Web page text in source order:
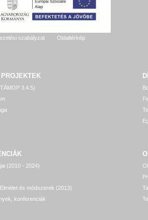
szabályzat Oldaltérkép
PROJEKTEK
3.4.5)
(2010 - 2024)
és módszerek (2013)
konferenciák